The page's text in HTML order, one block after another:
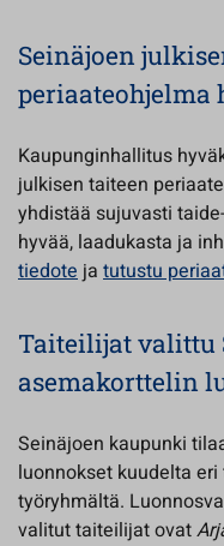
Seinäjoen
periaateohjelma
Kaupunginhallitus
julkisen taiteen
yhdistää sujuvasti
hyvää, laadukasta ja
tiedote ja tutustu
Taiteilijat valittu
asemakorttelin
Seinäjoen kaupunki
luonnokset kuudelta
työryhmältä.
valitut taiteilijat ovat